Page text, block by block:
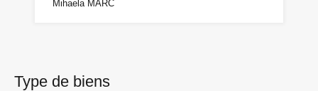
Mihaela MARC
Type de biens